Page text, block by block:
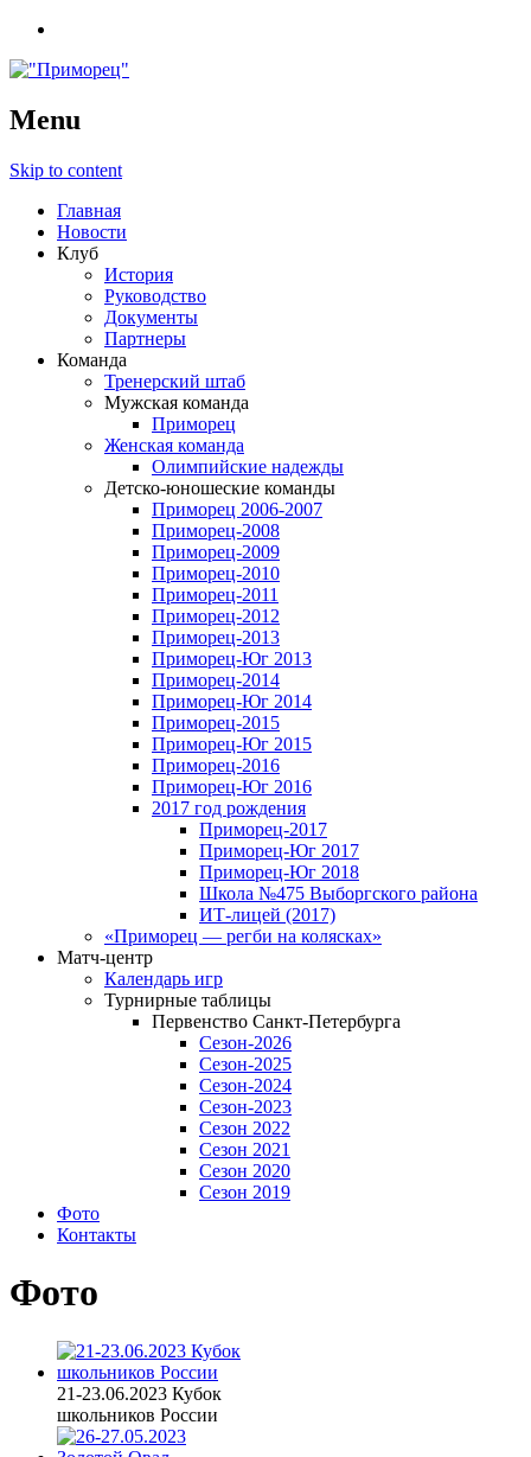
Menu
Skip to content
Главная
Новости
Клуб
История
Руководство
Документы
Партнеры
Команда
Тренерский штаб
Мужская команда
Приморец
Женская команда
Олимпийские надежды
Детско-юношеские команды
Приморец 2006-2007
Приморец-2008
Приморец-2009
Приморец-2010
Приморец-2011
Приморец-2012
Приморец-2013
Приморец-Юг 2013
Приморец-2014
Приморец-Юг 2014
Приморец-2015
Приморец-Юг 2015
Приморец-2016
Приморец-Юг 2016
2017 год рождения
Приморец-2017
Приморец-Юг 2017
Приморец-Юг 2018
Школа №475 Выборгского района
ИТ-лицей (2017)
«Приморец — регби на колясках»
Матч-центр
Календарь игр
Турнирные таблицы
Первенство Санкт-Петербурга
Сезон-2026
Сезон-2025
Сезон-2024
Сезон-2023
Сезон 2022
Сезон 2021
Сезон 2020
Сезон 2019
Фото
Контакты
Фото
21-23.06.2023 Кубок
школьников России